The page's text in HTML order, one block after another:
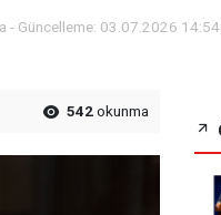
- Güncelleme: 03.07.2026
542okunma